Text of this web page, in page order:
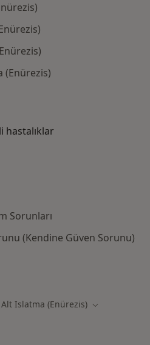
(Enürezis)
hastalıklar
Sorunları
(Kendine Güven Sorunu)
Alt Islatma (Enürezis) Şehir değiştir